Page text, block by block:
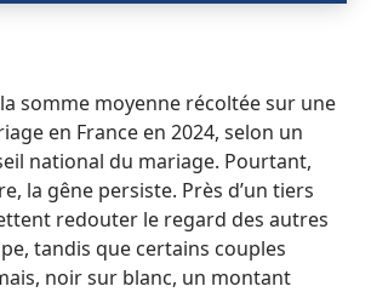
la somme moyenne récoltée sur une
en France en 2024, selon un
national du mariage. Pourtant,
la gêne persiste. Près d’un tiers
redouter le regard des autres
tandis que certains couples
noir sur blanc, un montant